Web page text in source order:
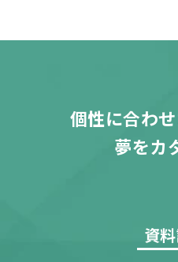
個性に合わ
夢をカ
資